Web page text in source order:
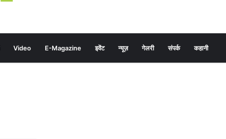
Video E-Magazine इवेंट न्यूज़ गेलरी संपर्क कहानी